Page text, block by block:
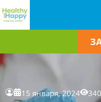
15 января, 2024